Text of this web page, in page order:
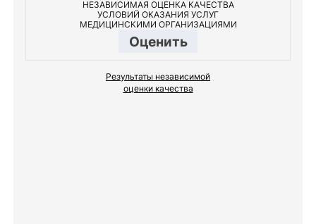
НЕЗАВИСИМАЯ ОЦЕНКА КАЧЕСТВА
УСЛОВИЙ ОКАЗАНИЯ УСЛУГ
МЕДИЦИНСКИМИ ОРГАНИЗАЦИЯМИ
Оценить
Результаты независимой
оценки качества